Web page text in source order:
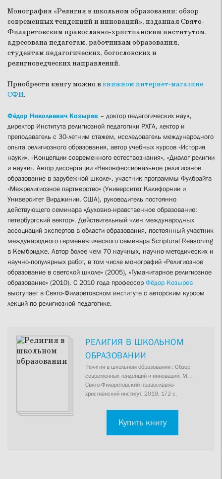
Монография «Религия в школьном образовании: обзор
современных тенденций и инноваций», изданная Свято-
Филаретовским православно-христианским институтом,
адресована педагогам, работникам образования,
студентам педагогических, богословских и
религиоведческих направлений.
Приобрести книгу можно в книжном интернет-магазине
СФИ.
Фёдор Николаевич Козырев – доктор педагогических наук,
директор Института религиозной педагогики РХГА, лектор и
преподаватель с 30-летним стажем, исследователь международного
опыта религиозного образования, автор учебных курсов «История
науки», «Концепции современного естествознания», «Диалог религии
и науки». Автор диссертации «Неконфессиональное религиозное
образование в зарубежной школе», участник программы Фулбрайта
«Межрелигиозное партнерство» (Университет Калифорнии и
Университет Вирджинии, США), руководитель постоянно
действующего семинара «Духовно-нравственное образование:
петербургский вектор». Действительный член международных
ассоциаций экспертов в области образования, постоянный участник
международного герменевтического семинара Scriptural Reasoning
в Кембридже. Автор более чем 70 научных, научно-методических и
научно-популярных работ, в том числе монографий «Религиозное
образование в светской школе» (2005), «Гуманитарное религиозное
образование» (2010). С 2010 года профессор Фёдор Козырев
выступает в Свято-Филаретовском институте с авторским курсом
лекций по религиозной педагогике.
РЕЛИГИЯ В ШКОЛЬНОМ
ОБРАЗОВАНИИ
Религия в школьном образовании : Обзор
современных тенденций и инноваций. М. :
Свято-Филаретовский православно-
христианский институт, 2019. 172 с.
Купить книгу